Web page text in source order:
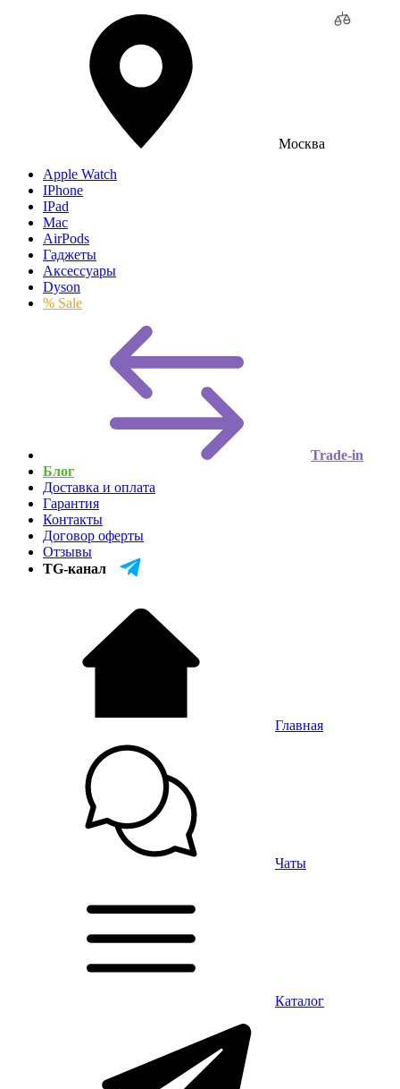
Москва
Apple Watch
IPhone
IPad
Mac
AirPods
Гаджеты
Аксессуары
Dyson
% Sale
Trade-in
Блог
Доставка и оплата
Гарантия
Контакты
Договор оферты
Отзывы
TG-канал
Главная
Чаты
Каталог